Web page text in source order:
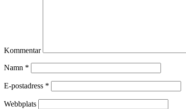
Kommentar
Namn *
E-postadress *
Webbplats